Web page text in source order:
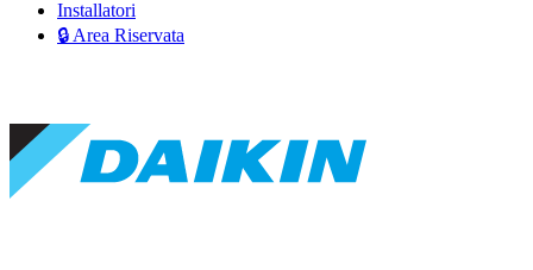
Installatori
🔒 Area Riservata